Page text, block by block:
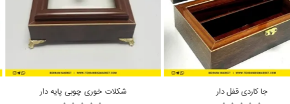
جا کاردی قفل دار شکلات خوری چوبی پایه دار